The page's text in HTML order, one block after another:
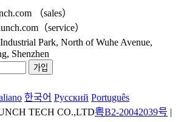
（sales）
（service）
Park, North of Wuhe Avenue,
Shenzhen
한국어 Pусский Português
TECH CO.,LTD粤B2-20042039号 |